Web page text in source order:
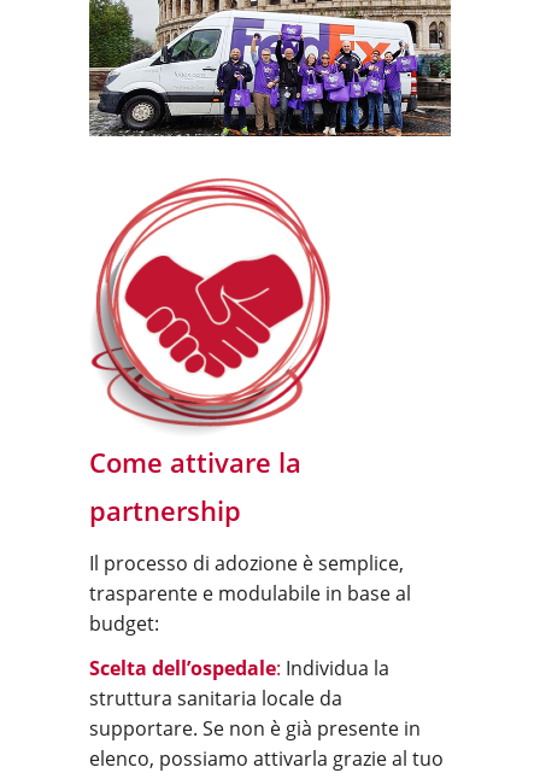
Come attivare la
partnership
Il processo di adozione è semplice,
trasparente e modulabile in base al
budget:
Scelta dell’ospedale: Individua la
struttura sanitaria locale da
supportare. Se non è già presente in
elenco, possiamo attivarla grazie al tuo